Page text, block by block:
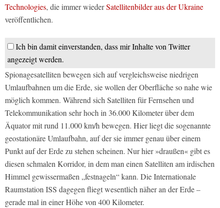
Technologies, die immer wiederSatellitenbilder aus der Ukraine
veröffentlichen.
Ich bin damit einverstanden, dass mir Inhalte von Twitter
angezeigt werden.
Spionagesatelliten bewegen sich auf vergleichsweise niedrigen
Umlaufbahnen um die Erde, sie wollen der Oberfläche so nahe wie
möglich kommen. Während sich Satelliten für Fernsehen und
Telekommunikation sehr hoch in 36.000 Kilometer über dem
Äquator mit rund 11.000 km/h bewegen. Hier liegt die sogenannte
geostationäre Umlaufbahn, auf der sie immer genau über einem
Punkt auf der Erde zu stehen scheinen. Nur hier »draußen« gibt es
diesen schmalen Korridor, in dem man einen Satelliten am irdischen
Himmel gewissermaßen „festnageln“ kann. Die Internationale
Raumstation ISS dagegen fliegt wesentlich näher an der Erde –
gerade mal in einer Höhe von 400 Kilometer.